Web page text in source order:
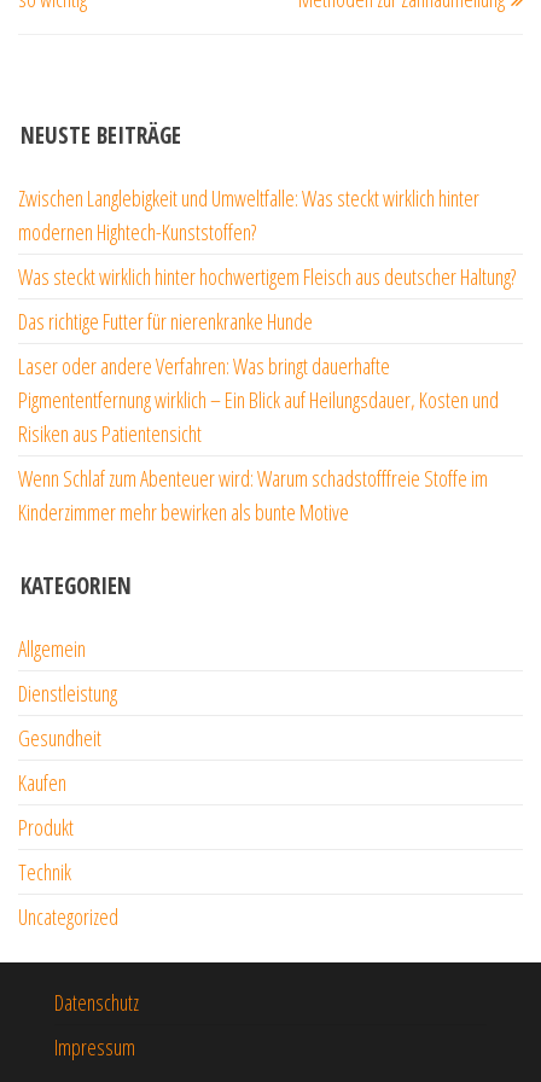
NEUSTE BEITRÄGE
Zwischen Langlebigkeit und Umweltfalle: Was steckt wirklich hinter
modernen Hightech-Kunststoffen?
Was steckt wirklich hinter hochwertigem Fleisch aus deutscher Haltung?
Das richtige Futter für nierenkranke Hunde
Laser oder andere Verfahren: Was bringt dauerhafte
Pigmententfernung wirklich – Ein Blick auf Heilungsdauer, Kosten und
Risiken aus Patientensicht
Wenn Schlaf zum Abenteuer wird: Warum schadstofffreie Stoffe im
Kinderzimmer mehr bewirken als bunte Motive
KATEGORIEN
Allgemein
Dienstleistung
Gesundheit
Kaufen
Produkt
Technik
Uncategorized
Datenschutz
Impressum